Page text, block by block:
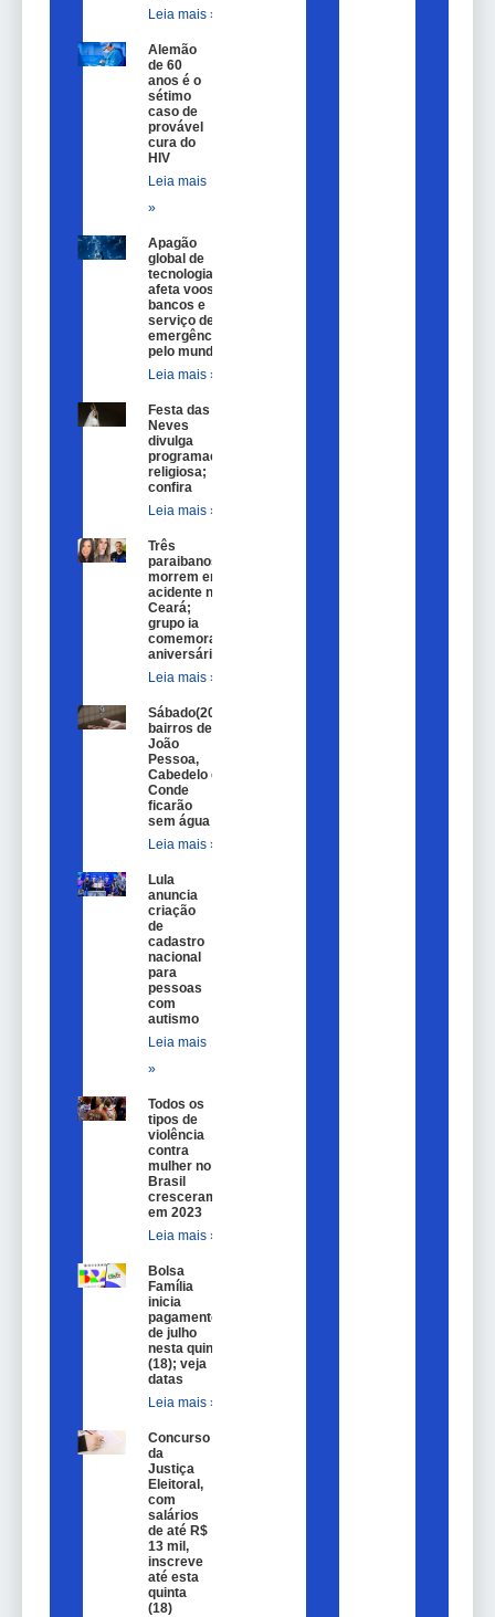
Leia mais »
Alemão
de 60
anos é o
sétimo
caso de
provável
cura do
HIV
Leia mais
»
Apagão
global de
tecnologia
afeta voos,
bancos e
serviço de
emergência
pelo mundo
Leia mais »
Festa das
Neves
divulga
programação
religiosa;
confira
Leia mais »
Três
paraibanos
morrem em
acidente no
Ceará;
grupo ia
comemorar
aniversário
Leia mais »
Sábado(20)
bairros de
João
Pessoa,
Cabedelo e
Conde
ficarão
sem água
Leia mais »
Lula
anuncia
criação
de
cadastro
nacional
para
pessoas
com
autismo
Leia mais
»
Todos os
tipos de
violência
contra
mulher no
Brasil
cresceram
em 2023
Leia mais »
Bolsa
Família
inicia
pagamentos
de julho
nesta quinta
(18); veja
datas
Leia mais »
Concurso
da
Justiça
Eleitoral,
com
salários
de até R$
13 mil,
inscreve
até esta
quinta
(18)